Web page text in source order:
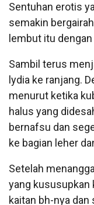
Sentuhan erotis
semakin
lembut itu
Sambil terus
lydia ke ranjang.
menurut ketika
halus yang
bernafsu dan
ke bagian leher
Setelah
yang kususupkan
kaitan bh-nya